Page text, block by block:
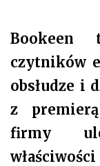
Bookeen
czytników
obsłudze i
z
firmy